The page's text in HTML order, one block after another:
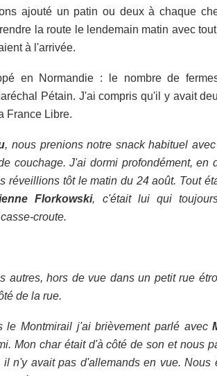
ajouté un patin ou deux à chaque
la route le lendemain matin avec
à l'arrivée.
en Normandie : le nombre de
Pétain. J'ai compris qu'il y avait
France Libre.
, nous prenions notre snack habituel
couchage. J'ai dormi profondément, en
réveillions tôt le matin du 24 août. Tout
Florkowski, c'était lui qui
croute.
autres, hors de vue dans un petit rue
de la rue.
le Montmirail j'ai brièvement parlé avec
Mon char était d'à côté de son et nous
n'y avait pas d'allemands en vue. Nous